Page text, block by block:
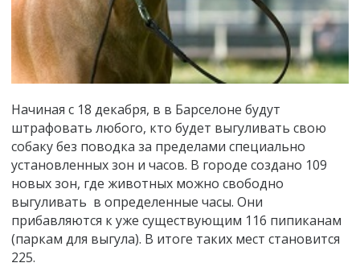
Начиная с 18 декабря, в в Барселоне будут
штрафовать любого, кто будет выгуливать свою
собаку без поводка за пределами специально
установленных зон и часов. В городе создано 109
новых зон, где животных можно свободно
выгуливать в определенные часы. Они
прибавляются к уже существующим 116 пипиканам
(паркам для выгула). В итоге таких мест становится
225.